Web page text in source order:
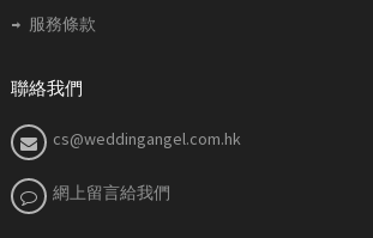
服務條款
聯絡我們
cs@weddingangel.com.hk
網上留言給我們